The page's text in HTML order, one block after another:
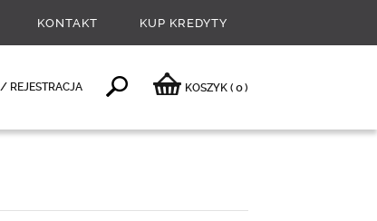
KONTAKT KUP KREDYTY
REJESTRACJA KOSZYK ( 0)